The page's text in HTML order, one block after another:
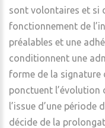
sont volontaires et si
fonctionnement de
préalables et une
conditionnent une
forme de la signature
ponctuent l’évolution
l’issue d’une période
décide de la